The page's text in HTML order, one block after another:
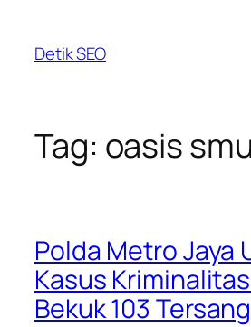
content
Detik SEO
Tag: oasis smu
Polda Metro Jaya
Kasus
Bekuk 103